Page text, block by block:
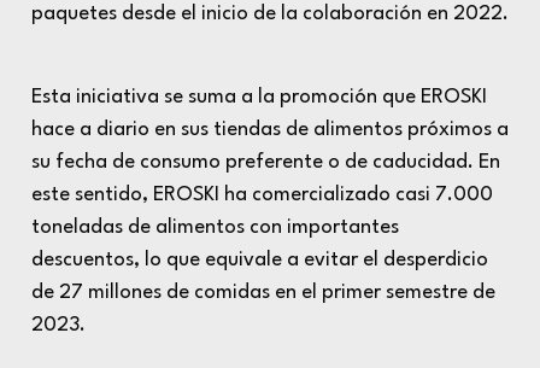
paquetes desde el inicio de la colaboración en 2022.
Esta iniciativa se suma a la promoción que EROSKI
hace a diario en sus tiendas de alimentos próximos a
su fecha de consumo preferente o de caducidad. En
este sentido, EROSKI ha comercializado casi 7.000
toneladas de alimentos con importantes
descuentos, lo que equivale a evitar el desperdicio
de 27 millones de comidas en el primer semestre de
2023.